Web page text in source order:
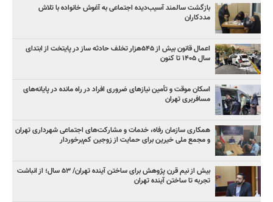
بازگشت سالمند آسیب‌دیده اجتماعی به آغوش خانواده با تلاش
مددکاران
اعمال قانون بیش از ۵۴۵هزار تخلف حادثه ساز در پایتخت از ابتدای
سال ۱۴۰۵ تا کنون
اسکان موقت و تأمین نیازهای ضروری افراد در راه مانده در پایانه‌های
مسافربری تهران
همکاری سازمان رفاه، خدمات و مشارکت‌های اجتماعی شهرداری تهران
و مجمع ملی خیرین برای حمایت از زوجین کم‌برخوردار
بیش از نیم قرن پژوهش برای ساختن آینده تهران/ ۵۳ سال؛ از انباشت
تجربه تا ساختن آینده تهران